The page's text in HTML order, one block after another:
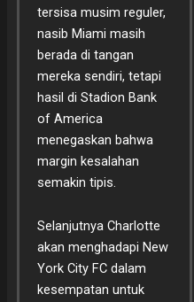
tersisa musim reguler,
nasib Miami masih
berada di tangan
mereka sendiri, tetapi
hasil di Stadion Bank
of America
menegaskan bahwa
margin kesalahan
semakin tipis.
Selanjutnya Charlotte
akan menghadapi New
York City FC dalam
kesempatan untuk